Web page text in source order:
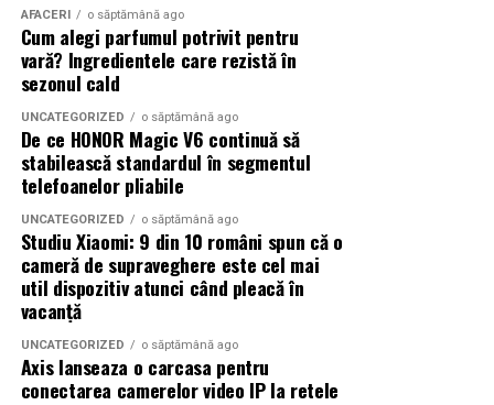
o ignor. Pe urmă a dispărut singură, ca prin minune.
Mintea, partea care suferă cel
mai mult
Corpul se descurcă, în general. Stă, respiră, suportă
zgomotul. Mintea, însă, e altceva. Ea o ia razna când nu
are nimic de făcut și e închisă într-un spațiu îngust,
înconjurată de sunete ciudate.
Claustrofobia, un musafir
neașteptat
Mulți oameni descoperă în timpul unei rezonanțe că au,
AFACERI o săptămână ago
Cum alegi parfumul potrivit pentru
vară? Ingredientele care rezistă în
sezonul cald
UNCATEGORIZED o săptămână ago
De ce HONOR Magic V6 continuă să
stabilească standardul în segmentul
telefoanelor pliabile
UNCATEGORIZED o săptămână ago
Studiu Xiaomi: 9 din 10 români spun că o
cameră de supraveghere este cel mai
util dispozitiv atunci când pleacă în
vacanță
UNCATEGORIZED o săptămână ago
Axis lanseaza o carcasa pentru
conectarea camerelor video IP la retele